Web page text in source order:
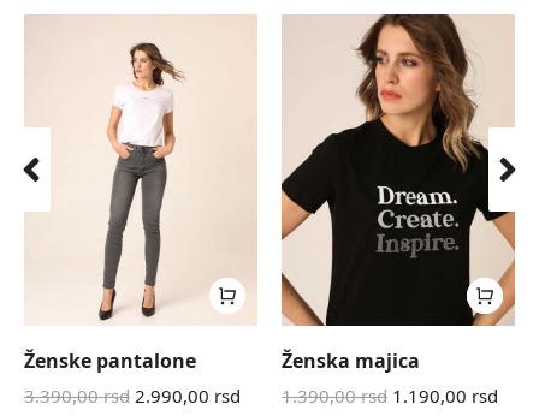
Ženske pantalone
3.390,00rsd 2.990,00 rsd
Ženska majica
1.390,00rsd 1.190,00 rsd